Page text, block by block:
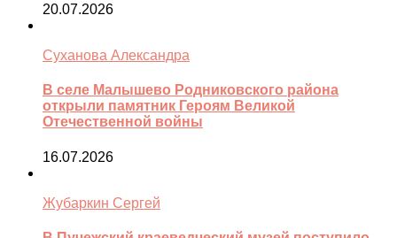
20.07.2026
Суханова Александра
В селе Малышево Родниковского района
открыли памятник Героям Великой
Отечественной войны
16.07.2026
Жубаркин Сергей